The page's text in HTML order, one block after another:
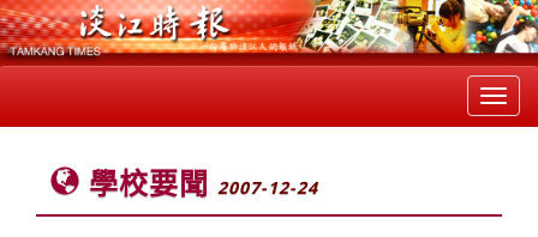
學校要聞 2007-12-24